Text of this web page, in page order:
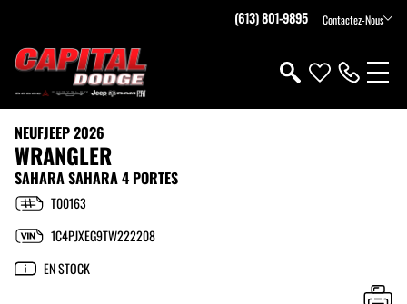
(613) 801-9895 Contactez-Nous
NEUFJEEP 2026
WRANGLER
SAHARA SAHARA 4 PORTES
T00163
1C4PJXEG9TW222208
EN STOCK